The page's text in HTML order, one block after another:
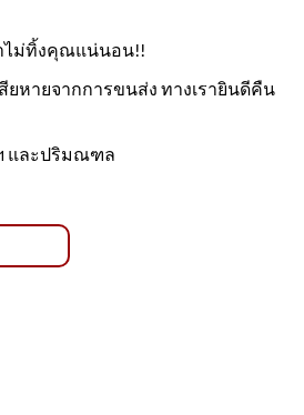
ไม่ทิ้งคุณแน่นอน!!
หายจากการขนส่ง ทางเรายินดีคืน
และปริมณฑล